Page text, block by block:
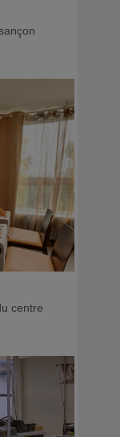
centre